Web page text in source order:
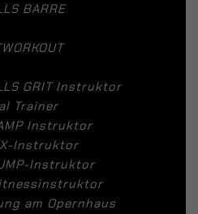
BARRE
GRIT Instruktor
Trainer
Instruktor
Instruktor
Instruktor
am Opernhaus